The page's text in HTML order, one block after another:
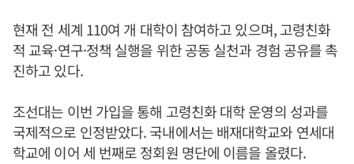
현재 전 세계 110여 개 대학이 참여하고 있으며, 고령친화
적 교육·연구·정책 실행을 위한 공동 실천과 경험 공유를 촉
진하고 있다.
조선대는 이번 가입을 통해 고령친화 대학 운영의 성과를
국제적으로 인정받았다. 국내에서는 배재대학교와 연세대
학교에 이어 세 번째로 정회원 명단에 이름을 올렸다.